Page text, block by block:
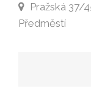
Pražská 37/
Předměstí